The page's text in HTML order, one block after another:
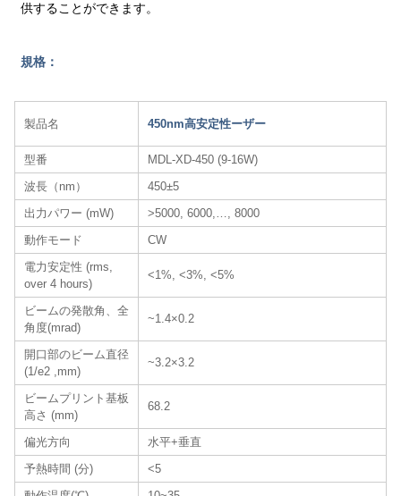
供することができます。
規格：
製品名 450nm高安定性ーザー
型番
MDL-XD-450 (9-16W)
波長（nm）
450±5
出力パワー (mW)
>5000, 6000,…, 8000
動作モード
CW
電力安定性 (rms,
over 4 hours)
<1%, <3%, <5%
ビームの発散角、全
角度(mrad)
~1.4×0.2
開口部のビーム直径
(1/e2 ,mm)
~3.2×3.2
ビームプリント基板
高さ (mm)
68.2
偏光方向
水平+垂直
予熱時間 (分)
<5